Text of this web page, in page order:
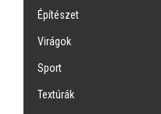
Építészet
Virágok
Sport
Textúrák